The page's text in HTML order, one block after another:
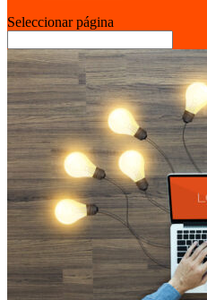
Seleccionar página